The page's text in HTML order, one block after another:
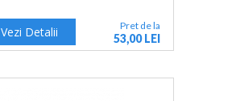
Vezi Detalii Pret de la
53,00 LEI